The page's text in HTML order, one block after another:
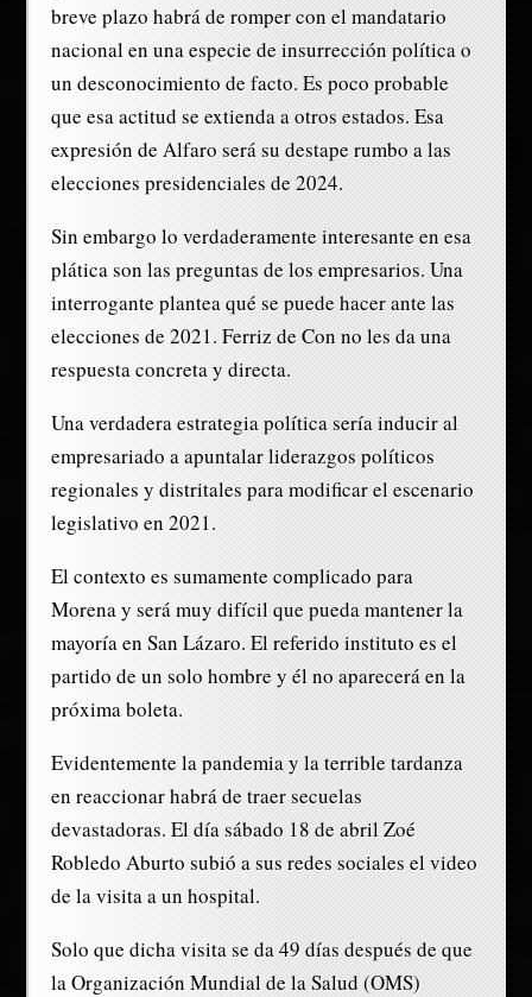
breve plazo habrá de romper con el mandatario
nacional en una especie de insurrección política o
un desconocimiento de facto. Es poco probable
que esa actitud se extienda a otros estados. Esa
expresión de Alfaro será su destape rumbo a las
elecciones presidenciales de 2024.
Sin embargo lo verdaderamente interesante en esa
plática son las preguntas de los empresarios. Una
interrogante plantea qué se puede hacer ante las
elecciones de 2021. Ferriz de Con no les da una
respuesta concreta y directa.
Una verdadera estrategia política sería inducir al
empresariado a apuntalar liderazgos políticos
regionales y distritales para modificar el escenario
legislativo en 2021.
El contexto es sumamente complicado para
Morena y será muy difícil que pueda mantener la
mayoría en San Lázaro. El referido instituto es el
partido de un solo hombre y él no aparecerá en la
próxima boleta.
Evidentemente la pandemia y la terrible tardanza
en reaccionar habrá de traer secuelas
devastadoras. El día sábado 18 de abril Zoé
Robledo Aburto subió a sus redes sociales el video
de la visita a un hospital.
Solo que dicha visita se da 49 días después de que
la Organización Mundial de la Salud (OMS)